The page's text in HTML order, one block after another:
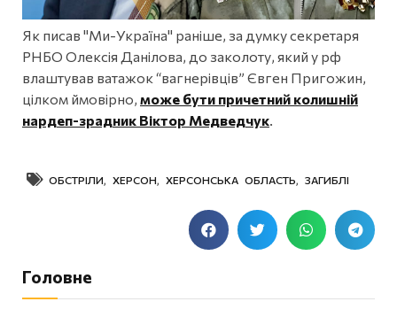
Як писав "Ми-Україна" раніше, за думку секретаря
РНБО Олексія Данілова, до заколоту, який у рф
влаштував ватажок “вагнерівців” Євген Пригожин,
цілком ймовірно, може бути причетний колишній
нардеп-зрадник Віктор Медведчук
ОБСТРІЛИ ХЕРСОН ХЕРСОНСЬКА ОБЛАСТЬ ЗАГИБЛІ
Головне